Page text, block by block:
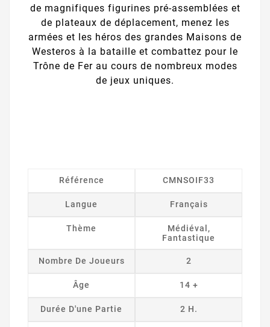
de magnifiques figurines pré-assemblées et
de plateaux de déplacement, menez les
armées et les héros des grandes Maisons de
Westeros à la bataille et combattez pour le
Trône de Fer au cours de nombreux modes
de jeux uniques.
Référence CMNSOIF33
Langue Français
Thème
Médiéval,
Fantastique
Nombre De Joueurs 2
Âge 14 +
Durée D'une Partie 2 H.